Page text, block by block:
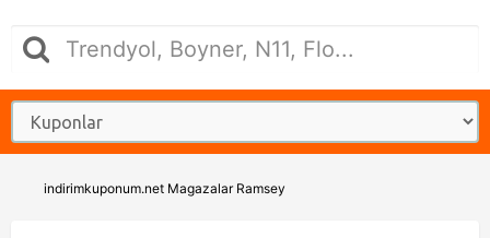
indirimkuponum.net Magazalar Ramsey